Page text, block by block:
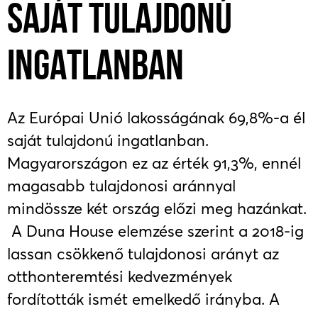
SAJÁT TULAJDONÚ
INGATLANBAN
Az Európai Unió lakosságának 69,8%-a él
saját tulajdonú ingatlanban.
Magyarországon ez az érték 91,3%, ennél
magasabb tulajdonosi aránnyal
mindössze két ország előzi meg hazánkat.
A Duna House elemzése szerint a 2018-ig
lassan csökkenő tulajdonosi arányt az
otthonteremtési kedvezmények
fordították ismét emelkedő irányba. A